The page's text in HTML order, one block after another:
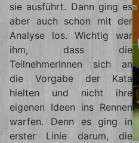
sie ausführt. Dann ging es
aber auch schon mit der
Analyse los. Wichtig war
ihm, dass die
TeilnehmerInnen sich an
die Vorgabe der Kata
hielten und nicht ihre
eigenen Ideen ins Rennen
warfen. Denn es ging in
erster Linie darum, die